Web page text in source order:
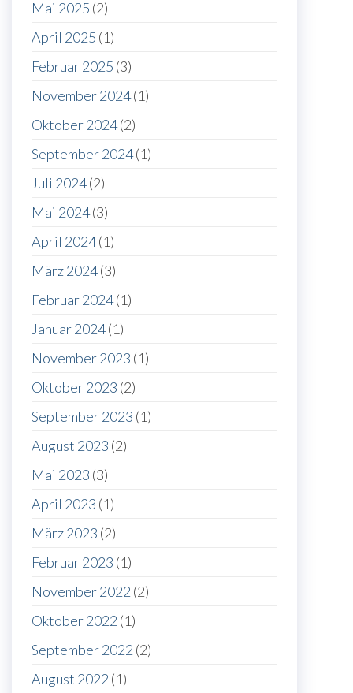
Mai 2025 (2)
April 2025 (1)
Februar 2025 (3)
November 2024(1)
Oktober 2024(2)
September 2024(1)
Juli 2024(2)
Mai 2024(3)
April 2024(1)
März 2024(3)
Februar 2024(1)
Januar 2024(1)
November 2023 (1)
Oktober 2023 (2)
September 2023 (1)
August 2023 (2)
Mai 2023 (3)
April 2023 (1)
März 2023 (2)
Februar 2023 (1)
November 2022 (2)
Oktober 2022 (1)
September 2022 (2)
August 2022 (1)